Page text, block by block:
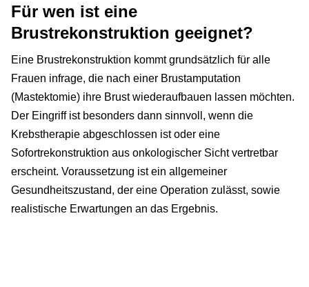
Für wen ist eine
Brustrekonstruktion geeignet?
Eine Brustrekonstruktion kommt grundsätzlich für alle
Frauen infrage, die nach einer Brustamputation
(Mastektomie) ihre Brust wiederaufbauen lassen möchten.
Der Eingriff ist besonders dann sinnvoll, wenn die
Krebstherapie abgeschlossen ist oder eine
Sofortrekonstruktion aus onkologischer Sicht vertretbar
erscheint. Voraussetzung ist ein allgemeiner
Gesundheitszustand, der eine Operation zulässt, sowie
realistische Erwartungen an das Ergebnis.